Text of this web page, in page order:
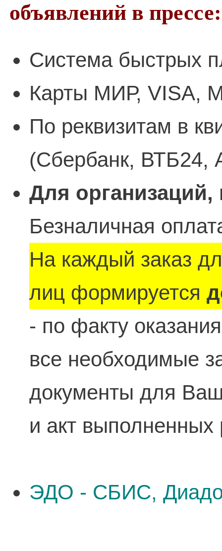
объявлений в прессе:
Система быстрых
Карты МИР, VISA,
По реквизитам в
(Сбербанк, ВТБ24,
Для
Безналичная
На каждый заказ
лиц формируется
- по факту
все необходимые
документы для
и акт выполненных
ЭДО - СБИС,